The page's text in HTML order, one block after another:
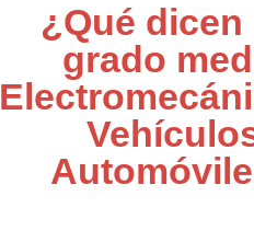
¿Qué dicen
grado